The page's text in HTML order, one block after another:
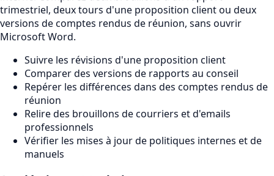
trimestriel, deux tours d'une proposition client ou deux
versions de comptes rendus de réunion, sans ouvrir
Microsoft Word.
Suivre les révisions d'une proposition client
Comparer des versions de rapports au conseil
Repérer les différences dans des comptes rendus de
réunion
Relire des brouillons de courriers et d'emails
professionnels
Vérifier les mises à jour de politiques internes et de
manuels